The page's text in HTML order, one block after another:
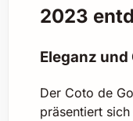
2023
Eleganz und
Der Coto de
präsentiert